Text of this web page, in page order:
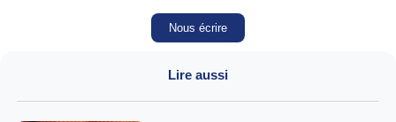
Nous écrire
Lire aussi